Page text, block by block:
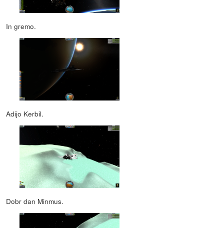
In gremo.
Adijo Kerbil.
Dobr dan Minmus.